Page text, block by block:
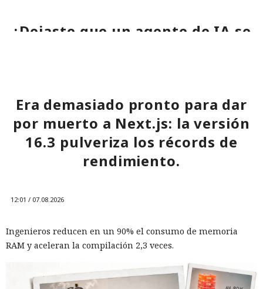
¿Dejaste que un agente de IA se
a todos tus contactos
13:36 / 07.08.2026
Era demasiado pronto para dar
por muerto a Next.js: la versión
16.3 pulveriza los récords de
rendimiento.
12:01 / 07.08.2026
Ingenieros reducen en un 90% el consumo de memoria
RAM y aceleran la compilación 2,3 veces.